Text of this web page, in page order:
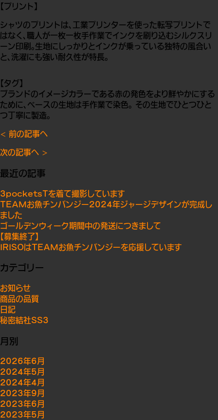
【プリント】
シャツのプリントは、工業プリンターを使った転写プリントで
はなく、職人が一枚一枚手作業でインクを刷り込むシルクスリ
ーン印刷。生地にしっかりとインクが乗っている独特の風合い
と、洗濯にも強い耐久性が特長。
【タグ】
ブランドのイメージカラーである赤の発色をより鮮やかにする
ために、ベースの生地は手作業で染色。 その生地でひとつひと
つ丁寧に製造。
< 前の記事へ
次の記事へ >
最近の記事
3pocketsTを着て撮影しています
TEAMお魚チンパンジー2024年ジャージデザインが完成し
ました
ゴールデンウィーク期間中の発送につきまして
【募集終了】
IRISOはTEAMお魚チンパンジーを応援しています
カテゴリー
お知らせ
商品の品質
日記
秘密結社SS3
月別
2026年6月
2024年5月
2024年4月
2023年9月
2023年6月
2023年5月